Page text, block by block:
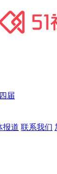
届
报道 联系我们